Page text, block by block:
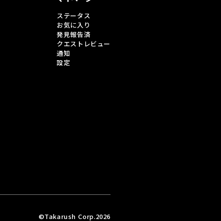
ステータス
お気に入り
発見報告済
クエストレビュー
通知
設定
©Takarush Corp.2026